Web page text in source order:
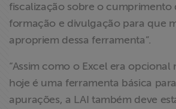
fiscalização sobre o cumprimento
formação e divulgação para que
apropriem dessa ferramenta”.
“Assim como o Excel era opcional
hoje é uma ferramenta básica
apurações, a LAI também deve